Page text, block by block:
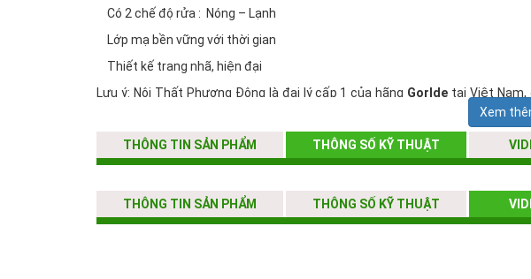
Có 2 chế độ rửa : Nóng – Lạnh
Lớp mạ bền vững với thời gian
Thiết kế trang nhã, hiện đại
Lưu ý: Nội Thất Phương Đông là đại lý cấp 1 của hãng Gorlde tại Việt Nam,
đảm bảo 100% về chất lượng hàng hóa và hưởng chính sách bảo
Xem
THÔNG TIN SẢN PHẨM THÔNG SỐ KỸ THUẬT
THÔNG TIN SẢN PHẨM THÔNG SỐ KỸ THUẬT